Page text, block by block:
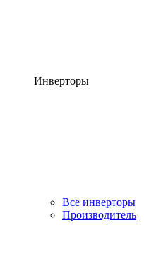
Инверторы
Все инверторы
Производитель